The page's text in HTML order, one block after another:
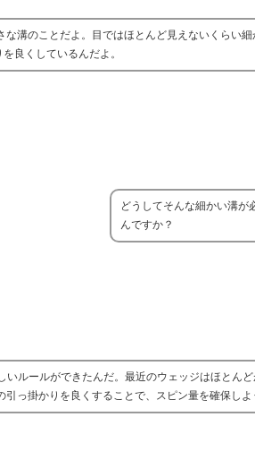
溝のことだよ。目ではほとんど見えないくらい
良くしているんだよ。
どうしてそんな細かい溝が
んですか？
ルールができたんだ。最近のウェッジはほとん
っ掛かりを良くすることで、スピン量を確保しよ